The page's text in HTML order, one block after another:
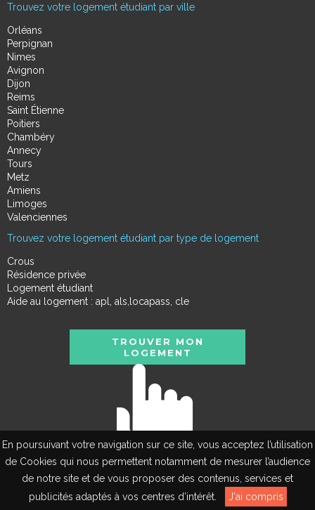
En poursuivant votre navigation sur ce site, vous acceptez l’utilisation
de Cookies qui nous permettent notamment de mesurer l’audience
de notre site et de vous proposer des contenus, services et
publicités adaptés à vos centres d’intérêt.
J'ai compris
Trouvez votre logement étudiant par ville
Orléans
Perpignan
Nimes
Avignon
Dijon
Reims
Saint Étienne
Poitiers
Chambéry
Annecy
Tours
Metz
Amiens
Limoges
Valenciennes
Trouvez votre logement étudiant par type de logement
Crous
Résidence privée
Logement étudiant
Aide au logement : apl, als,locapass, cle
TROUVER MON
LOGEMENT